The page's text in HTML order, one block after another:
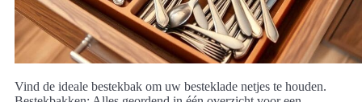
Vind de ideale bestekbak om uw besteklade netjes te houden.